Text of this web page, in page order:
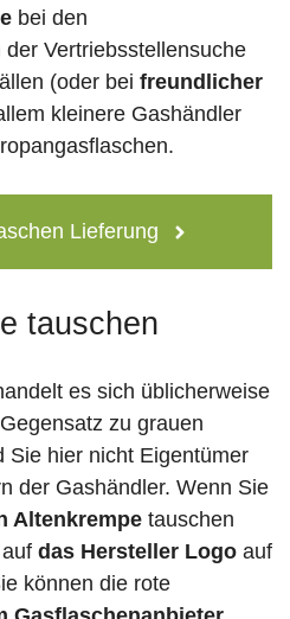
bei den
Vertriebsstellensuche
(oder bei freundlicher
kleinere Gashändler
Lieferung
tauschen
es sich üblicherweise
zu grauen
Sie hier nicht Eigentümer
der Gashändler. Wenn Sie
Altenkrempe tauschen
das Hersteller Logo auf
können die rote